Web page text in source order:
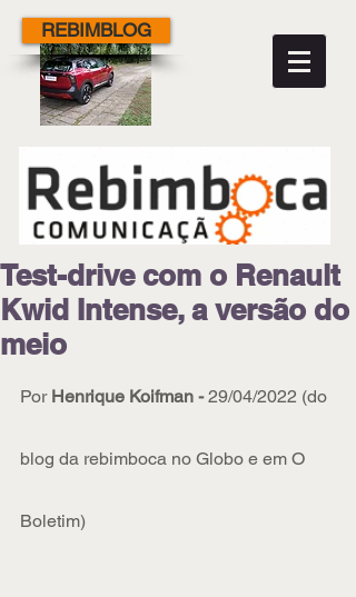
REBIMBLOG
Test-drive com o Renault
Kwid Intense, a versão do
meio
Por Henrique Koifman - 29/04/2022 (do
blog da rebimboca no Globo e em O
Boletim)